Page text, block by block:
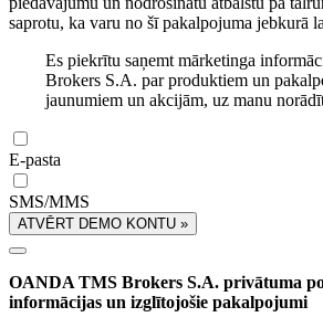
saprotu, ka varu no šī pakalpojuma jebkurā
Es piekrītu saņemt mārketinga
Brokers S.A. par produktiem un
jaunumiem un akcijām, uz manu
E-pasta
SMS/MMS
ATVĒRT DEMO KONTU »
OANDA TMS Brokers S.A. privātuma
informācijas un izglītojošie pakalpojumi